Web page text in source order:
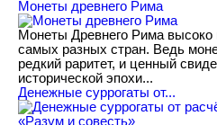
Монеты древнего Рима
Монеты Древнего Рима высоко
самых разных стран. Ведь
редкий раритет, и ценный
исторической эпохи...
Денежные суррогаты от...